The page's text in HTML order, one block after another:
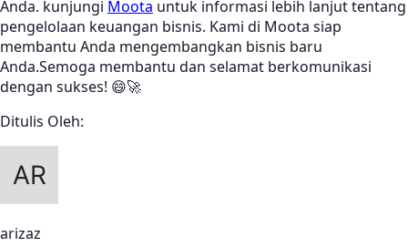
Anda. kunjungi Moota untuk informasi lebih lanjut tentang
pengelolaan keuangan bisnis. Kami di Moota siap
membantu Anda mengembangkan bisnis baru
Anda.Semoga membantu dan selamat berkomunikasi
dengan sukses! 😄🚀
Ditulis Oleh:
arizaz